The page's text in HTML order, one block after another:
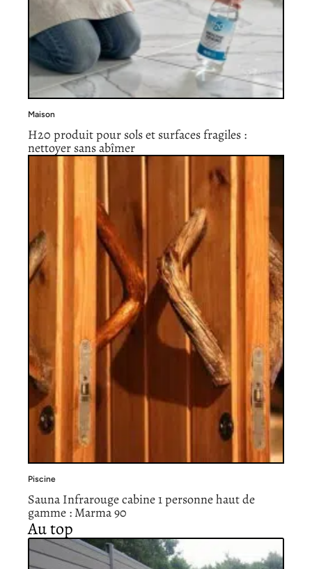
Maison
H20 produit pour sols et surfaces fragiles :
nettoyer sans abîmer
Piscine
Sauna Infrarouge cabine 1 personne haut de
gamme : Marma 90
Au top